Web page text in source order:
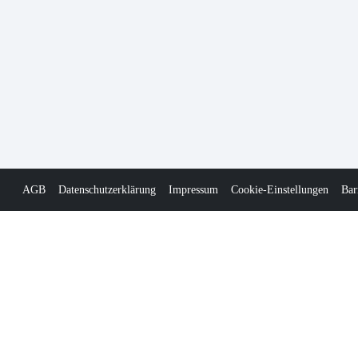
AGB Datenschutzerklärung Impressum Cookie-Einstellungen